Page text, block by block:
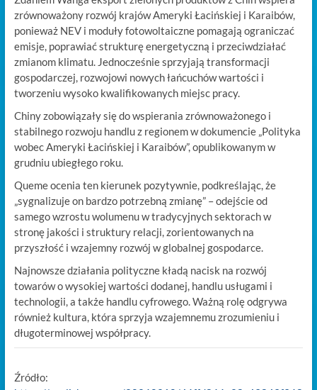
zrównoważony rozwój krajów Ameryki Łacińskiej i Karaibów,
ponieważ NEV i moduły fotowoltaiczne pomagają ograniczać
emisje, poprawiać strukturę energetyczną i przeciwdziałać
zmianom klimatu. Jednocześnie sprzyjają transformacji
gospodarczej, rozwojowi nowych łańcuchów wartości i
tworzeniu wysoko kwalifikowanych miejsc pracy.
Chiny zobowiązały się do wspierania zrównoważonego i
stabilnego rozwoju handlu z regionem w dokumencie „Polityka
wobec Ameryki Łacińskiej i Karaibów”, opublikowanym w
grudniu ubiegłego roku.
Queme ocenia ten kierunek pozytywnie, podkreślając, że
„sygnalizuje on bardzo potrzebną zmianę” – odejście od
samego wzrostu wolumenu w tradycyjnych sektorach w
stronę jakości i struktury relacji, zorientowanych na
przyszłość i wzajemny rozwój w globalnej gospodarce.
Najnowsze działania polityczne kładą nacisk na rozwój
towarów o wysokiej wartości dodanej, handlu usługami i
technologii, a także handlu cyfrowego. Ważną rolę odgrywa
również kultura, która sprzyja wzajemnemu zrozumieniu i
długoterminowej współpracy.
Źródło: